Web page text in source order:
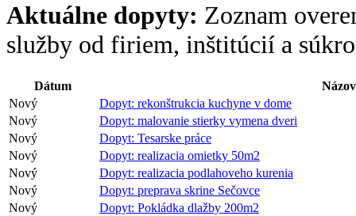
Aktuálne dopyty: Zoznam
služby od firiem, inštitúcií a
Dátum
Názov
Nový
Dopyt: rekonštrukcia kuchyne v dome
Nový
Dopyt: malovanie stierky vymena dveri
Nový
Dopyt: Tesarske práce
Nový
Dopyt: realizacia omietky 50m2
Nový
Dopyt: realizacia podlahoveho kurenia
Nový
Dopyt: preprava skrine Sečovce
Nový
Dopyt: Pokládka dlažby 200m2